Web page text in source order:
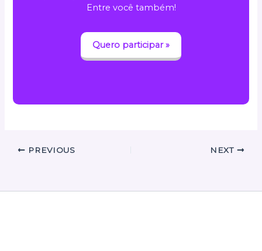
Entre você também!
Quero participar »
PREVIOUS NEXT